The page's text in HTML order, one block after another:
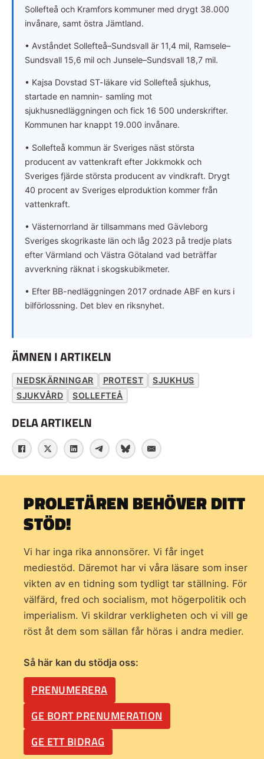
Sollefteå och Kramfors kommuner med drygt 38.000
invånare, samt östra Jämtland.
• Avståndet Sollefteå–Sundsvall är 11,4 mil, Ramsele–
Sundsvall 15,6 mil och Junsele–Sundsvall 18,7 mil.
• Kajsa Dovstad ST-läkare vid Sollefteå sjukhus,
startade en namnin- samling mot
sjukhusnedläggningen och fick 16 500 underskrifter.
Kommunen har knappt 19.000 invånare.
• Sollefteå kommun är Sveriges näst största
producent av vattenkraft efter Jokkmokk och
Sveriges fjärde största producent av vindkraft. Drygt
40 procent av Sveriges elproduktion kommer från
vattenkraft.
• Västernorrland är tillsammans med Gävleborg
Sveriges skogrikaste län och låg 2023 på tredje plats
efter Värmland och Västra Götaland vad beträffar
avverkning räknat i skogskubikmeter.
• Efter BB-nedläggningen 2017 ordnade ABF en kurs i
bilförlossning. Det blev en riksnyhet.
ÄMNEN I ARTIKELN
NEDSKÄRNINGAR PROTEST
SJUKHUS
SJUKVÅRD
SOLLEFTEÅ
DELA ARTIKELN
PROLETÄREN BEHÖVER DITT
STÖD!
Vi har inga rika annonsörer. Vi får inget
mediestöd. Däremot har vi våra läsare som inser
vikten av en tidning som tydligt tar ställning. För
välfärd, fred och socialism, mot högerpolitik och
imperialism. Vi skildrar verkligheten och vi vill ge
röst åt dem som sällan får höras i andra medier.
Så här kan du stödja oss:
PRENUMERERA
GE BORT PRENUMERATION
GE ETT BIDRAG